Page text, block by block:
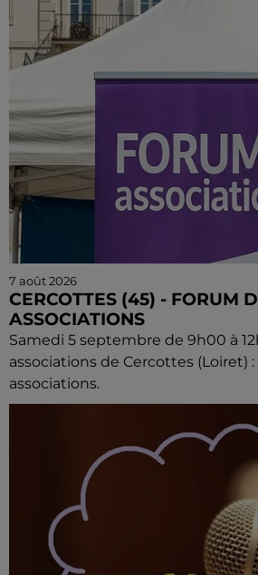
7 août 2026
CERCOTTES (45) - FORUM
ASSOCIATIONS
Samedi 5 septembre de 9h00 à
associations de Cercottes (Loiret)
associations.